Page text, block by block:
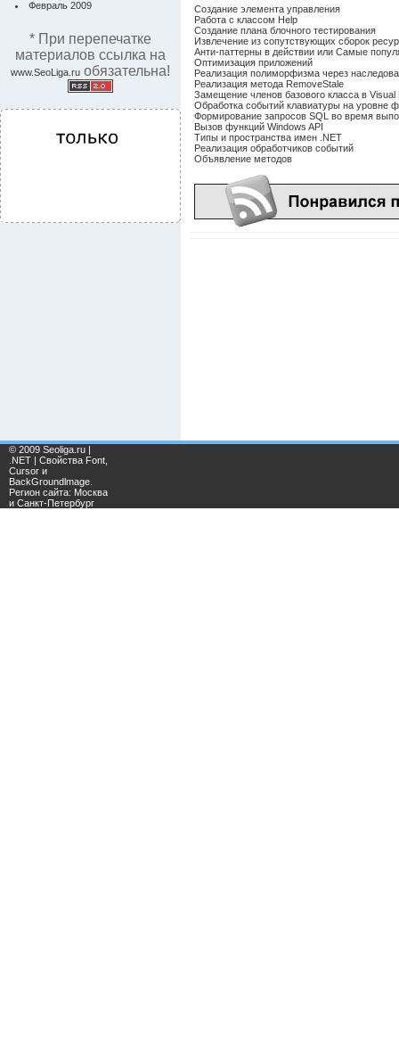
Февраль 2009
* При перепечатке
материалов ссылка на
www.SeoLiga.ru обязательна!
Создание элемента управления
Работа с классом Help
Создание плана блочного тестирования
Извлечение из сопутствующих сборок
Анти-паттерны в действии или Самые
Оптимизация приложений
Реализация полиморфизма через
Реализация метода RemoveStale
Замещение членов базового класса в Visual
Обработка событий клавиатуры на уровне
Формирование запросов SQL во время
Вызов функций Windows API
Типы и пространства имен .NET
Реализация обработчиков событий
Объявление методов
© 2009 Seoliga.ru |
.NET | Свойства Font,
Cursor и
BackGroundlmage.
Регион сайта: Москва
и Санкт-Петербург